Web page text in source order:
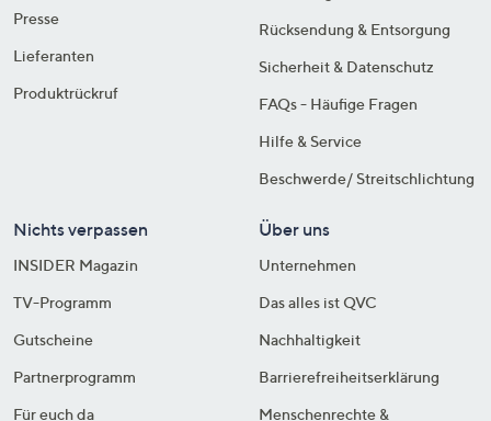
Presse
Lieferanten
Produktrückruf
Rücksendung & Entsorgung
Sicherheit & Datenschutz
FAQs - Häufige Fragen
Hilfe & Service
Beschwerde/ Streitschlichtung
Nichts verpassen
INSIDER Magazin
TV-Programm
Gutscheine
Partnerprogramm
Für euch da
Über uns
Unternehmen
Das alles ist QVC
Nachhaltigkeit
Barrierefreiheitserklärung
Menschenrechte &